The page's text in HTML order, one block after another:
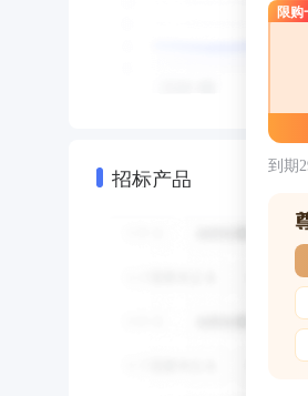
招标产品
限购
到期